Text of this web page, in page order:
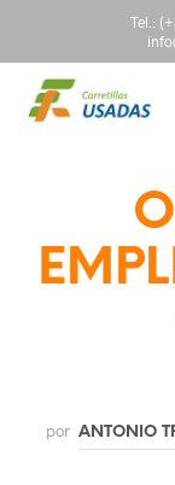
Tel.:
por ANTONIO